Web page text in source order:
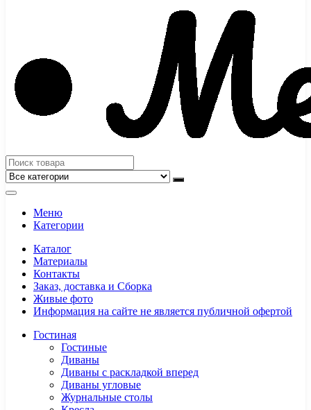
Меню
Категории
Каталог
Материалы
Контакты
Заказ, доставка и Сборка
Живые фото
Информация на сайте не является публичной офертой
Гостиная
Гостиные
Диваны
Диваны с раскладкой вперед
Диваны угловые
Журнальные столы